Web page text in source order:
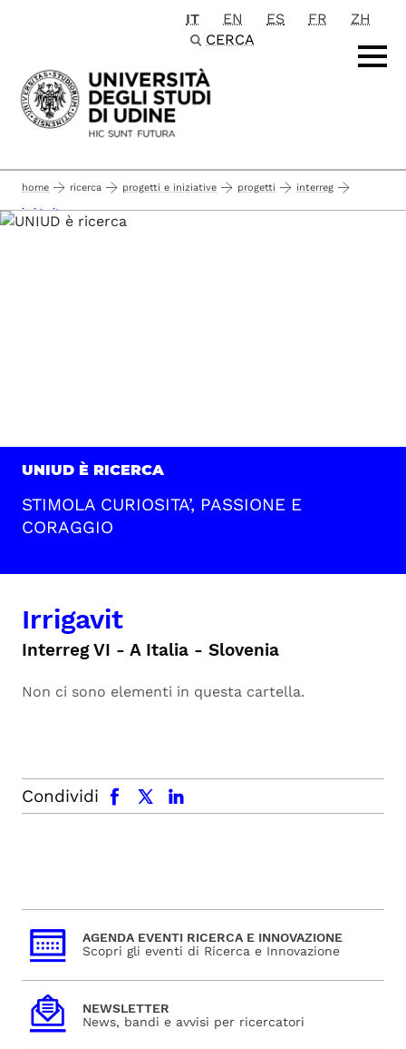
Passa al contenuto principale
IT EN ES FR
ZH
CERCA
home ricerca progetti e iniziative progetti interreg
irrigavit
UNIUD È RICERCA
STIMOLA CURIOSITA’, PASSIONE E
CORAGGIO
Irrigavit
Interreg VI - A Italia - Slovenia
Non ci sono elementi in questa cartella.
Condividi
facebook x.com linkedin
AGENDA EVENTI RICERCA E INNOVAZIONE
Scopri gli eventi di Ricerca e Innovazione
NEWSLETTER
News, bandi e avvisi per ricercatori